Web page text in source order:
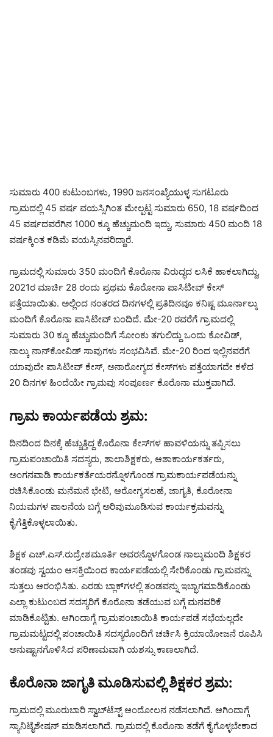
ಸುಮಾರು 400 ಕುಟುಂಬಗಳು, 1990 ಜನಸಂಖ್ಯೆಯುಳ್ಳ ಸುಗಟೂರು
ಗ್ರಾಮದಲ್ಲಿ 45 ವರ್ಷ ವಯಸ್ಸಿಗಿಂತ ಮೇಲ್ಪಟ್ಟ ಸುಮಾರು 650, 18 ವರ್ಷದಿಂದ
45 ವರ್ಷದವರೆಗಿನ 1000 ಕ್ಕೂ ಹೆಚ್ಚುಮಂದಿ ಇದ್ದು, ಸುಮಾರು 450 ಮಂದಿ 18
ವರ್ಷಕ್ಕಿಂತ ಕಡಿಮೆ ವಯಸ್ಸಿನವರಿದ್ದಾರೆ.
ಗ್ರಾಮದಲ್ಲಿ ಸುಮಾರು 350 ಮಂದಿಗೆ ಕೊರೊನಾ ವಿರುದ್ಧದ ಲಸಿಕೆ ಹಾಕಲಾಗಿದ್ದು,
2021ರ ಮಾರ್ಚಿ 28 ರಂದು ಪ್ರಥಮ ಕೊರೋನಾ ಪಾಸಿಟೀವ್ ಕೇಸ್
ಪತ್ತೆಯಾಯಿತು. ಅಲ್ಲಿಂದ ನಂತರದ ದಿನಗಳಲ್ಲಿ ಪ್ರತಿದಿನವೂ ಕನಿಷ್ಟ ಮೂರ್ನಾಲ್ಕು
ಮಂದಿಗೆ ಕೊರೊನಾ ಪಾಸಿಟೀವ್ ಬಂದಿದೆ. ಮೇ-20 ರವರೆಗೆ ಗ್ರಾಮದಲ್ಲಿ
ಸುಮಾರು 30 ಕ್ಕೂ ಹೆಚ್ಚುಮಂದಿಗೆ ಸೋಂಕು ತಗುಲಿದ್ದು ಒಂದು ಕೋವಿಡ್,
ನಾಲ್ಕು ನಾನ್‌ಕೋವಿಡ್ ಸಾವುಗಳು ಸಂಭವಿಸಿವೆ. ಮೇ-20 ರಿಂದ ಇಲ್ಲಿನವರೆಗೆ
ಯಾವುದೇ ಪಾಸಿಟೀವ್ ಕೇಸ್, ಅನಾರೋಗ್ಯದ ಕೇಸ್‌ಗಳು ಪತ್ತೆಯಾಗದೇ ಕಳೆದ
20 ದಿನಗಳ ಹಿಂದೆಯೇ ಗ್ರಾಮವು ಸಂಪೂರ್ಣ ಕೊರೊನಾ ಮುಕ್ತವಾಗಿದೆ.
ಗ್ರಾಮ ಕಾರ್ಯಪಡೆಯ ಶ್ರಮ:
ದಿನದಿಂದ ದಿನಕ್ಕೆ ಹೆಚ್ಚುತ್ತಿದ್ದ ಕೊರೊನಾ ಕೇಸ್‌ಗಳ ಹಾವಳಿಯನ್ನು ತಪ್ಪಿಸಲು
ಗ್ರಾಮಪಂಚಾಯಿತಿ ಸದಸ್ಯರು, ಶಾಲಾಶಿಕ್ಷಕರು, ಆಶಾಕಾರ್ಯಕರ್ತರು,
ಅಂಗನವಾಡಿ ಕಾರ್ಯಕರ್ತೆಯರನ್ನೊಳಗೊಂಡ ಗ್ರಾಮಕಾರ್ಯಪಡೆಯನ್ನು
ರಚಿಸಿಕೊಂಡು ಮನೆಮನೆ ಭೇಟಿ, ಆರೋಗ್ಯಸಲಹೆ, ಜಾಗೃತಿ, ಕೊರೋನಾ
ನಿಯಮಗಳ ಪಾಲನೆಯ ಬಗ್ಗೆ ಅರಿವುಮೂಡಿಸುವ ಕಾರ್ಯಕ್ರಮವನ್ನು
ಕೈಗೆತ್ತಿಕೊಳ್ಳಲಾಯಿತು.
ಶಿಕ್ಷಕ ಎಚ್.ಎಸ್.ರುದ್ರೇಶಮೂರ್ತಿ ಅವರನ್ನೊಳಗೊಂಡ ನಾಲ್ಕುಮಂದಿ ಶಿಕ್ಷಕರ
ತಂಡವು ಸ್ವಯಂ ಆಸಕ್ತಿಯಿಂದ ಕಾರ್ಯಪಡೆಯಲ್ಲಿ ಸೇರಿಕೊಂಡು ಗ್ರಾಮವನ್ನು
ಸುತ್ತಲು ಆರಂಭಿಸಿತು. ಎರಡು ಬ್ಲಾಕ್‌ಗಳಲ್ಲಿ ತಂಡವನ್ನು ಇಬ್ಭಾಗಮಾಡಿಕೊಂಡು
ಎಲ್ಲಾ ಕುಟುಂಬದ ಸದಸ್ಯರಿಗೆ ಕೊರೊನಾ ತಡೆಯುವ ಬಗ್ಗೆ ಮನವರಿಕೆ
ಮಾಡಿಕೊಟ್ಟಿತು. ಆಗಿಂದಾಗ್ಗೆ ಗ್ರಾಮಪಂಚಾಯಿತಿ ಕಾರ್ಯಪಡೆ ಸಭೆಯಲ್ಲದೇ
ಗ್ರಾಮಮಟ್ಟದಲ್ಲಿ ಪಂಚಾಯಿತಿ ಸದಸ್ಯರೊಂದಿಗೆ ಚರ್ಚಿಸಿ ಕ್ರಿಯಾಯೋಜನೆ ರೂಪಿಸಿ
ಅನುಷ್ಟಾನಗೊಳಿಸಿದ ಪರಿಣಾಮವಾಗಿ ಯಶಸ್ಸು ಕಾಣಲಾಗಿದೆ.
ಕೊರೊನಾ ಜಾಗೃತಿ ಮೂಡಿಸುವಲ್ಲಿ ಶಿಕ್ಷಕರ ಶ್ರಮ:
ಗ್ರಾಮದಲ್ಲಿ ಮೂರುಬಾರಿ ಸ್ವಾಬ್‌ಟೆಸ್ಟ್ ಆಂದೋಲನ ನಡೆಸಲಾಗಿದೆ. ಆಗಿಂದಾಗ್ಗೆ
ಸ್ಯಾನಿಟೈಶೇಷನ್ ಮಾಡಿಸಲಾಗಿದೆ. ಗ್ರಾಮದಲ್ಲಿ ಕೊರೊನಾ ತಡೆಗೆ ಕೈಗೊಳ್ಳಬೇಕಾದ